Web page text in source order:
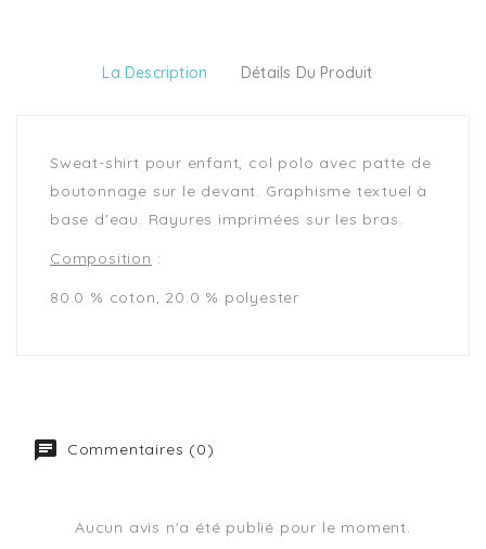
La Description Détails Du Produit
Sweat-shirt pour enfant, col polo avec patte de
boutonnage sur le devant. Graphisme textuel à
base d'eau. Rayures imprimées sur les bras.
Composition :
80.0 % coton, 20.0 % polyester
Commentaires (0)
Aucun avis n'a été publié pour le moment.